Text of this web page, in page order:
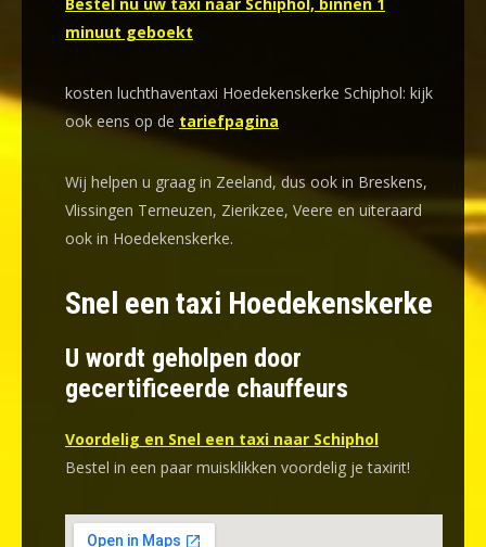
minuut geboekt
kosten luchthaventaxi Hoedekenskerke Schiphol: kijk
ook eens op de tariefpagina
Wij helpen u graag in Zeeland, dus ook in Breskens,
Vlissingen Terneuzen, Zierikzee, Veere en uiteraard
ook in Hoedekenskerke.
Snel een taxi Hoedekenskerke
U wordt geholpen door
gecertificeerde chauffeurs
Voordelig en Snel een taxi naar Schiphol
Bestel in een paar muisklikken voordelig je taxirit!